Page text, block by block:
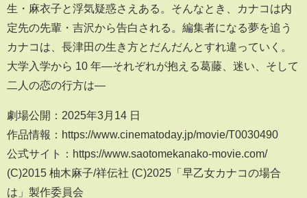
生・麻衣子と浮気疑惑さえある。そんなとき、カナコは内
定先の先輩・吉沢から告白される。編集者になる夢を追う
カナコは、⻑津田の生き方とだんだんとすれ違っていく。
大学入学から 10 年―それぞれが抱える葛藤、迷い、そして
二人の恋の行方は―
劇場公開：2025年3月14 日
作品情報：https://www.cinematoday.jp/movie/T0030490
公式サイト：https://www.saotomekanako-movie.com/
(C)2015 柚木麻子/祥伝社 (C)2025「早乙女カナコの場合
は」製作委員会